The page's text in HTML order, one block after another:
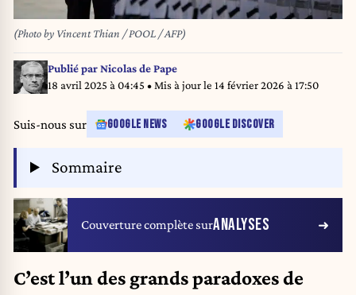
(Photo by Vincent Thian / POOL / AFP)
Publié parNicolas de Pape
18 avril 2025 à 04:45 • Mis à jour le 14 février 2026 à 17:50
Suis-nous sur GOOGLE NEWS GOOGLE DISCOVER
Sommaire
Couverture complète surANALYSES
C’est l’un des grands paradoxes de